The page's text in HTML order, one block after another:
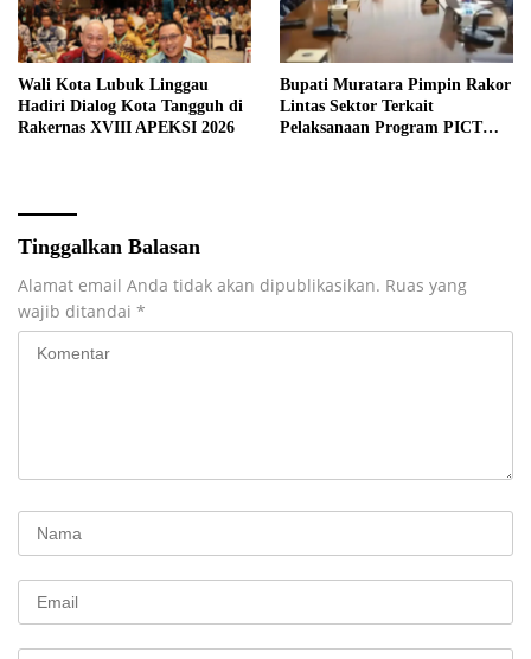
Wali Kota Lubuk Linggau
Hadiri Dialog Kota Tangguh di
Rakernas XVIII APEKSI 2026
Bupati Muratara Pimpin Rakor
Lintas Sektor Terkait
Pelaksanaan Program PICT
Tinggalkan Balasan
Alamat email Anda tidak akan dipublikasikan. Ruas yang
wajib ditandai *